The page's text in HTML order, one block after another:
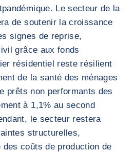
Le secteur de la
de soutenir la croissance
signes de reprise,
grâce aux fonds
résidentiel reste résilient
de la santé des ménages
prêts non performants des
à 1,1% au second
le secteur restera
structurelles,
des coûts de production de